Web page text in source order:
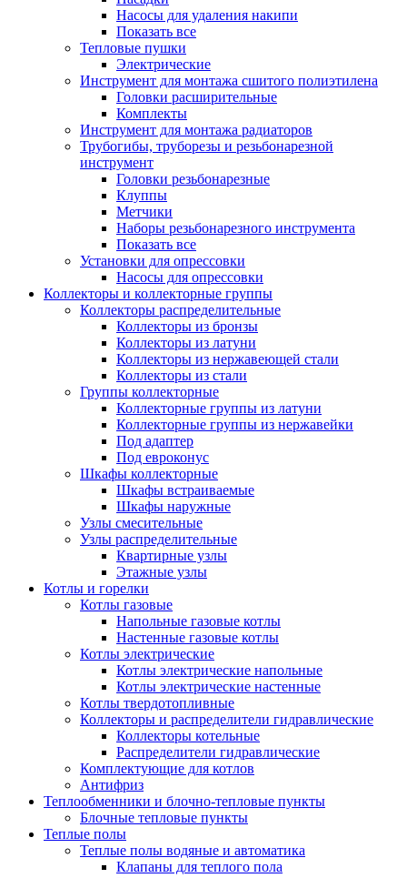
Насосы для удаления накипи
Показать все
Тепловые пушки
Электрические
Инструмент для монтажа сшитого полиэтилена
Головки расширительные
Комплекты
Инструмент для монтажа радиаторов
Трубогибы, труборезы и резьбонарезной
инструмент
Головки резьбонарезные
Клуппы
Метчики
Наборы резьбонарезного инструмента
Показать все
Установки для опрессовки
Насосы для опрессовки
Коллекторы и коллекторные группы
Коллекторы распределительные
Коллекторы из бронзы
Коллекторы из латуни
Коллекторы из нержавеющей стали
Коллекторы из стали
Группы коллекторные
Коллекторные группы из латуни
Коллекторные группы из нержавейки
Под адаптер
Под евроконус
Шкафы коллекторные
Шкафы встраиваемые
Шкафы наружные
Узлы смесительные
Узлы распределительные
Квартирные узлы
Этажные узлы
Котлы и горелки
Котлы газовые
Напольные газовые котлы
Настенные газовые котлы
Котлы электрические
Котлы электрические напольные
Котлы электрические настенные
Котлы твердотопливные
Коллекторы и распределители гидравлические
Коллекторы котельные
Распределители гидравлические
Комплектующие для котлов
Антифриз
Теплообменники и блочно-тепловые пункты
Блочные тепловые пункты
Теплые полы
Теплые полы водяные и автоматика
Клапаны для теплого пола